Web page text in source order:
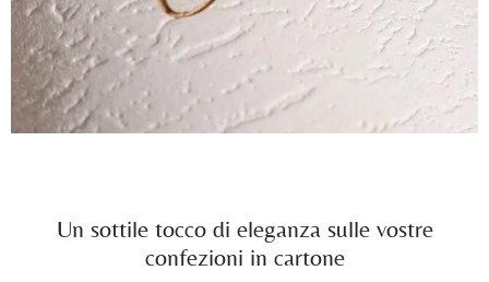
Un sottile tocco di eleganza sulle vostre
confezioni in cartone